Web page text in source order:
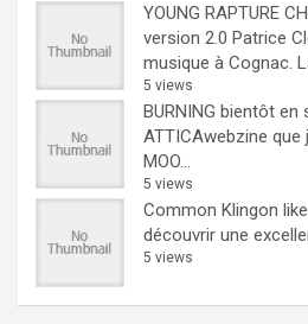
YOUNG RAPTURE
version 2.0 Patrice
musique à Cognac.
5 views
BURNING bientôt en
ATTICAwebzine
MOO...
5 views
Common Klingon
découvrir une
5 views